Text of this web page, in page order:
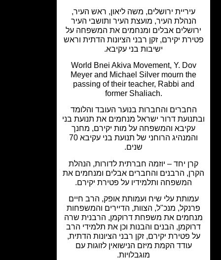
עיריית ירושלים, משה ליאון, ראש העיר,
העיר, מועצת העיר ותושבי העיר
אבלים ומנחמים את המשפחה על
יקירם, זקן רבני הציונות הדתית וראש
ישיבות בני עקיבא.
World Bnei Akiva Movement, Y.
Meyer and Michael Silver mourn
passing of their teacher, Rabbi and
former Shaliach.
והחברות בנוער העובד והלומד
דרור ישראל מנחמים את תנועת בני
עקיבא והמשפחה על מות יקירם, מחנך
והמנהיג הרוחני של תנועת בני עקיבא 70
יחד – יוזמה חברתית לדורות, הנהלת
הרבנים והחברים אבלים ומנחמים את
המשפחה ותלמידיו על פטירת יקירם.
עלי שיח ועמותת אופק, הרב חיים
מנכ"ל, הצוות, הדיירים והמשפחות
את משפחת דרוקמן, הרבנית שרה
הבנים והבנות וכן את תלמידי הרב
פטירת יקירם, זקן רבני הציונות הדתית,
עודד הקמת מיזם הנישואין לזוגות עם
מוגבלויות.